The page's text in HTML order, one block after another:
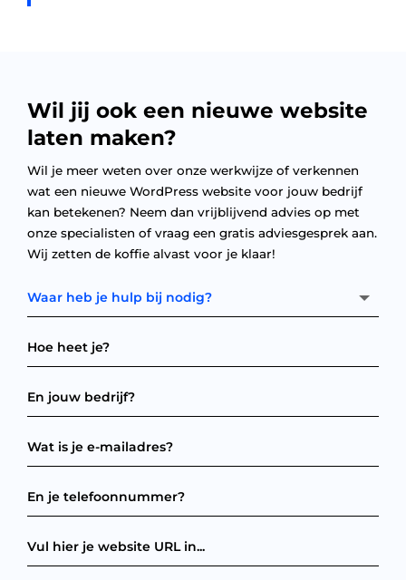
Wil jij ook een nieuwe website
laten maken?
Wil je meer weten over onze werkwijze of verkennen
wat een nieuwe WordPress website voor jouw bedrijf
kan betekenen? Neem dan vrijblijvend advies op met
onze specialisten of vraag een gratis adviesgesprek aan.
Wij zetten de koffie alvast voor je klaar!